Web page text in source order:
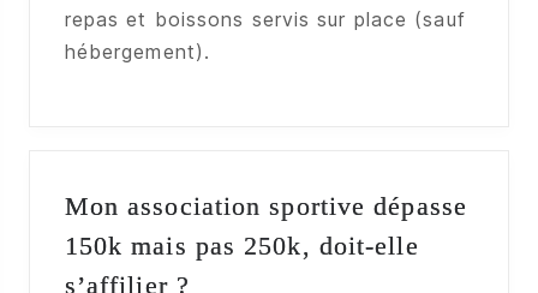
repas et boissons servis sur place (sauf
hébergement).
Mon association sportive dépasse
150k mais pas 250k, doit-elle
s’affilier ?